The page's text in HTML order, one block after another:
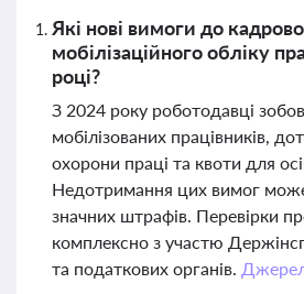
Які нові вимоги до
мобілізаційного обліку
році?
З 2024 року роботодавці
мобілізованих працівників,
охорони праці та квоти для
Недотримання цих вимог
значних штрафів. Перевірки
комплексно з участю
та податкових органів.